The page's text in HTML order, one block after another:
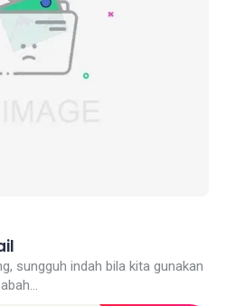
sungguh indah bila kita gunakan